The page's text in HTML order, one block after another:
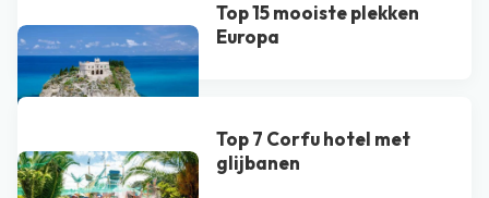
Top 15 mooiste plekken
Europa
Top 7 Corfu hotel met
glijbanen